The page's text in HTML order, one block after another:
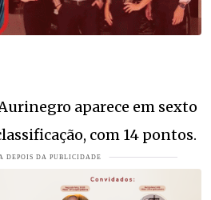
aparece em sexto
com 14 pontos.